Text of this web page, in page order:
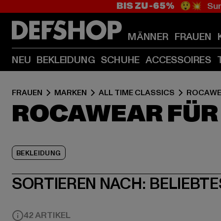
BIS ZU -65% 😲💥
MÄNNER FRAUEN
NEU BEKLEIDUNG SCHUHE ACCESSOIRES
FRAUEN MARKEN ALL TIME CLASSICS
ROCAWEAR
BEKLEIDUNG
SORTIEREN NACH:
42 ARTIKEL